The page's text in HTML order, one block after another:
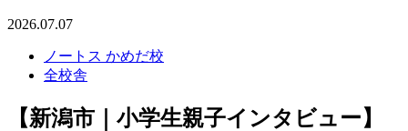
2026.07.07
ノートス かめだ校
全校舎
【新潟市｜小学生親子インタビュー】